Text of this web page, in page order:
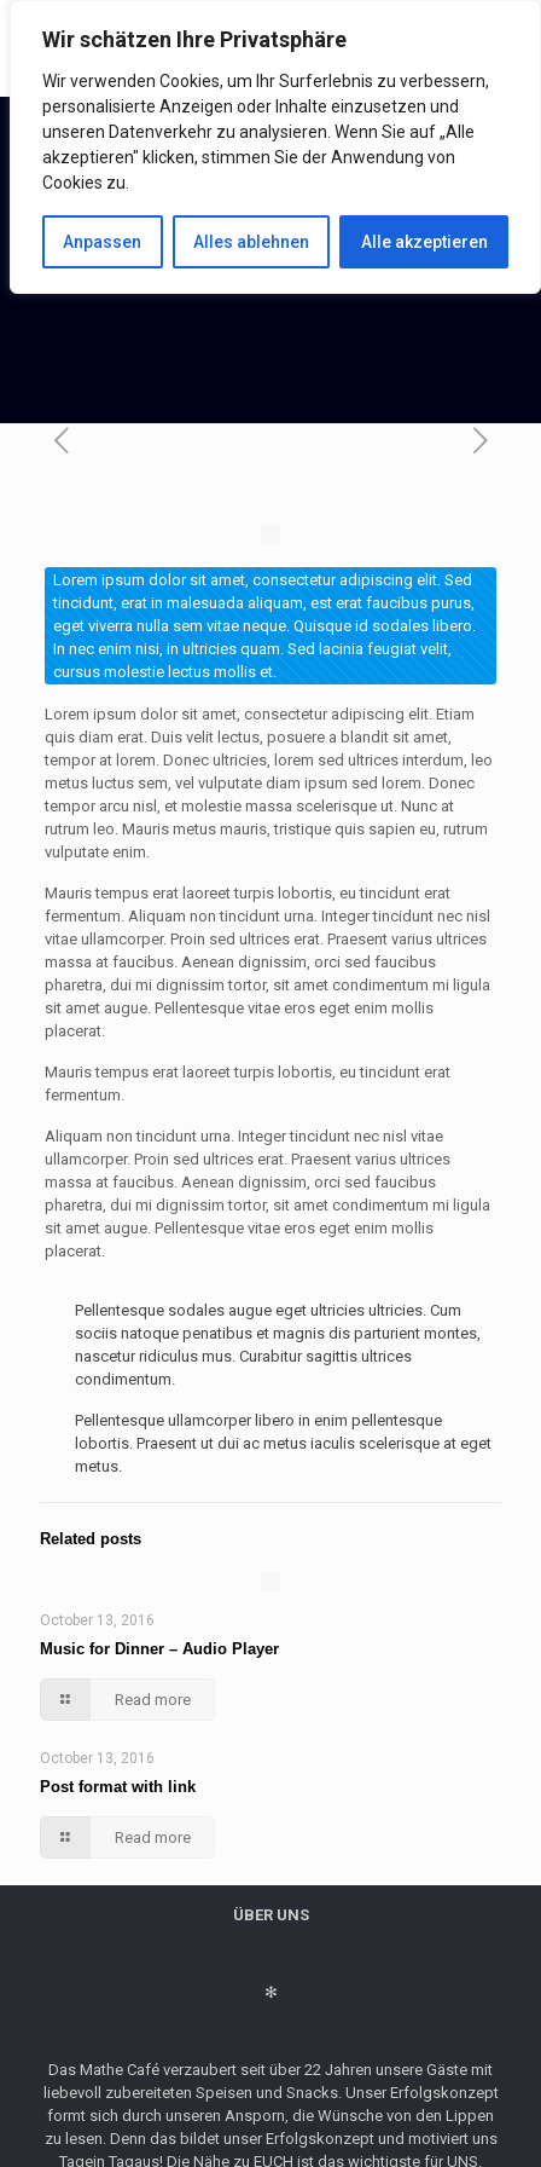
Wir schätzen Ihre Privatsphäre
Wir verwenden Cookies, um Ihr Surferlebnis zu verbessern,
personalisierte Anzeigen oder Inhalte einzusetzen und
unseren Datenverkehr zu analysieren. Wenn Sie auf „Alle
akzeptieren" klicken, stimmen Sie der Anwendung von
Cookies zu.
Anpassen Alles ablehnen Alle akzeptieren
Lorem ipsum dolor sit amet, consectetur adipiscing elit. Sed
tincidunt, erat in malesuada aliquam, est erat faucibus purus,
eget viverra nulla sem vitae neque. Quisque id sodales libero.
In nec enim nisi, in ultricies quam. Sed lacinia feugiat velit,
cursus molestie lectus mollis et.
Lorem ipsum dolor sit amet, consectetur adipiscing elit. Etiam
quis diam erat. Duis velit lectus, posuere a blandit sit amet,
tempor at lorem. Donec ultricies, lorem sed ultrices interdum, leo
metus luctus sem, vel vulputate diam ipsum sed lorem. Donec
tempor arcu nisl, et molestie massa scelerisque ut. Nunc at
rutrum leo. Mauris metus mauris, tristique quis sapien eu, rutrum
vulputate enim.
Mauris tempus erat laoreet turpis lobortis, eu tincidunt erat
fermentum. Aliquam non tincidunt urna. Integer tincidunt nec nisl
vitae ullamcorper. Proin sed ultrices erat. Praesent varius ultrices
massa at faucibus. Aenean dignissim, orci sed faucibus
pharetra, dui mi dignissim tortor, sit amet condimentum mi ligula
sit amet augue. Pellentesque vitae eros eget enim mollis
placerat.
Mauris tempus erat laoreet turpis lobortis, eu tincidunt erat
fermentum.
Aliquam non tincidunt urna. Integer tincidunt nec nisl vitae
ullamcorper. Proin sed ultrices erat. Praesent varius ultrices
massa at faucibus. Aenean dignissim, orci sed faucibus
pharetra, dui mi dignissim tortor, sit amet condimentum mi ligula
sit amet augue. Pellentesque vitae eros eget enim mollis
placerat.
Pellentesque sodales augue eget ultricies ultricies. Cum
sociis natoque penatibus et magnis dis parturient montes,
nascetur ridiculus mus. Curabitur sagittis ultrices
condimentum.
Pellentesque ullamcorper libero in enim pellentesque
lobortis. Praesent ut dui ac metus iaculis scelerisque at eget
metus.
Related posts
October 13, 2016
Music for Dinner – Audio Player
Read more
October 13, 2016
Post format with link
Read more
ÜBER UNS
✻
Das Mathe Café verzaubert seit über 22 Jahren unsere Gäste mit
liebevoll zubereiteten Speisen und Snacks. Unser Erfolgskonzept
formt sich durch unseren Ansporn, die Wünsche von den Lippen
zu lesen. Denn das bildet unser Erfolgskonzept und motiviert uns
Tagein Tagaus! Die Nähe zu EUCH ist das wichtigste für UNS.